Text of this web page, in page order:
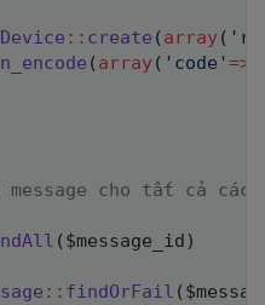
Device :: create ( array (
( array ( 'code' =>
message cho tất cả các
( $message_id )
:: findOrFail (